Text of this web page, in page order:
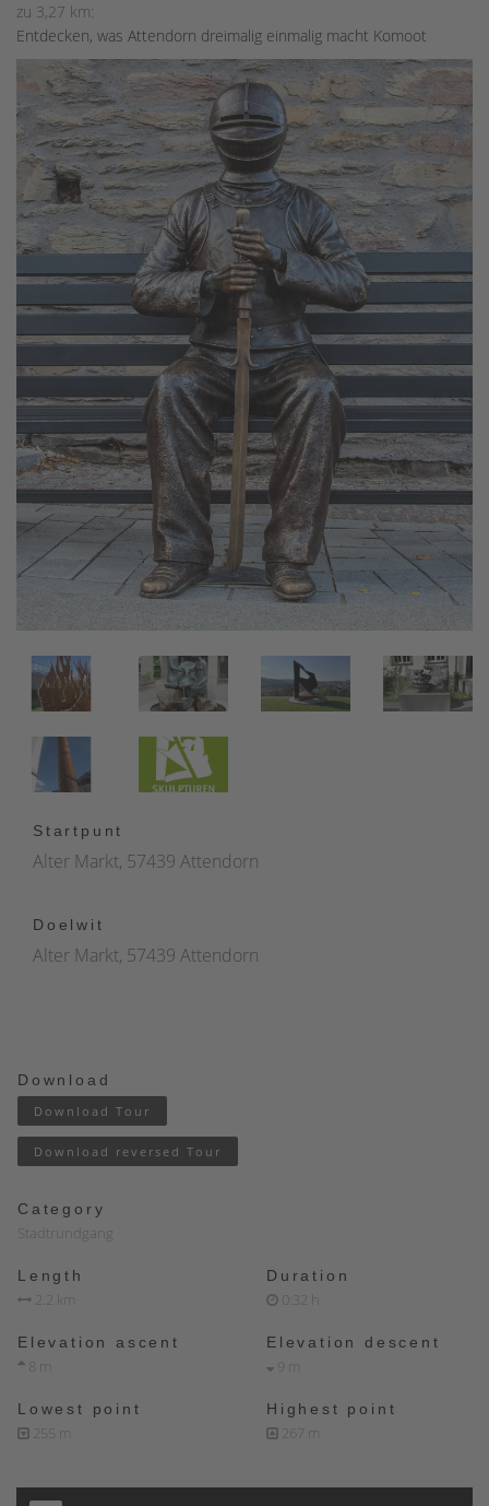
zu 3,27 km:
Entdecken, was Attendorn dreimalig einmalig macht Komoot
Startpunt
Alter Markt, 57439 Attendorn
Doelwit
Alter Markt, 57439 Attendorn
Download
Download Tour
Download reversed Tour
Category
Stadtrundgang
Length
2.2 km
Duration
0:32 h
Elevation ascent
8 m
Elevation descent
9 m
Lowest point
255 m
Highest point
267 m